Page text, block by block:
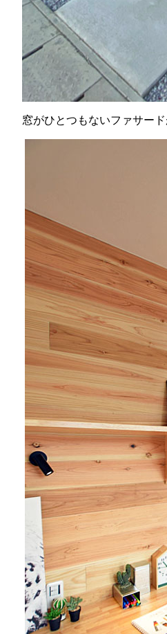
窓がひとつもないファサード